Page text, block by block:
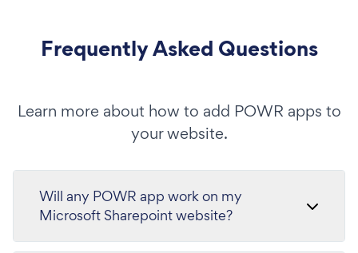
Frequently Asked Questions
Learn more about how to add POWR apps to
your website.
Will any POWR app work on my
Microsoft Sharepoint website?